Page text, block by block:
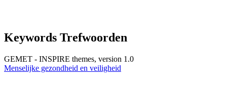
Keywords Trefwoorden
GEMET - INSPIRE themes, version 1.0
Menselijke gezondheid en veiligheid